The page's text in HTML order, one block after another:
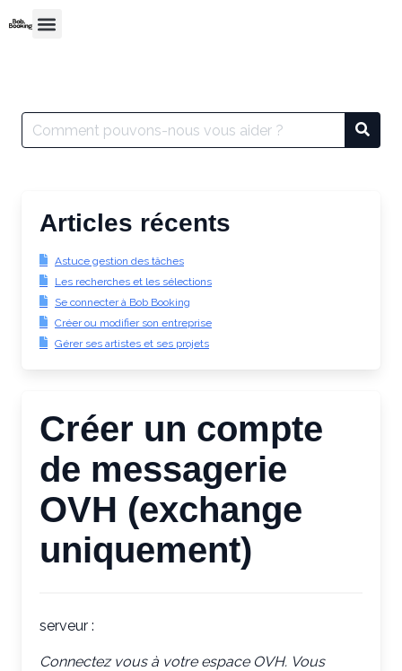
Articles récents
Astuce gestion des tâches
Les recherches et les sélections
Se connecter à Bob Booking
Créer ou modifier son entreprise
Gérer ses artistes et ses projets
Créer un compte
de messagerie
OVH (exchange
uniquement)
serveur :
Connectez vous à votre espace OVH. Vous